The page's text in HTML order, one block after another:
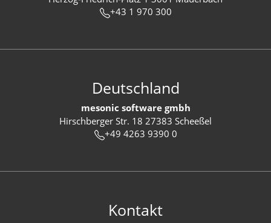
+43 1 970 300
Deutschland
mesonic software gmbh
Hirschberger Str. 18 27383 Scheeßel
+49 4263 9390 0
Kontakt